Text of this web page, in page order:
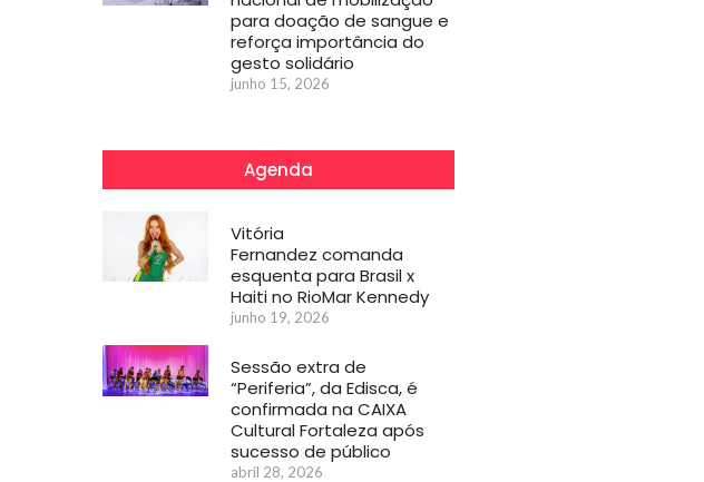
para doação de sangue e
reforça importância do
gesto solidário
junho 15, 2026
Agenda
Vitória
Fernandez comanda
esquenta para Brasil x
Haiti no RioMar Kennedy
junho 19, 2026
Sessão extra de
“Periferia”, da Edisca, é
confirmada na CAIXA
Cultural Fortaleza após
sucesso de público
abril 28, 2026